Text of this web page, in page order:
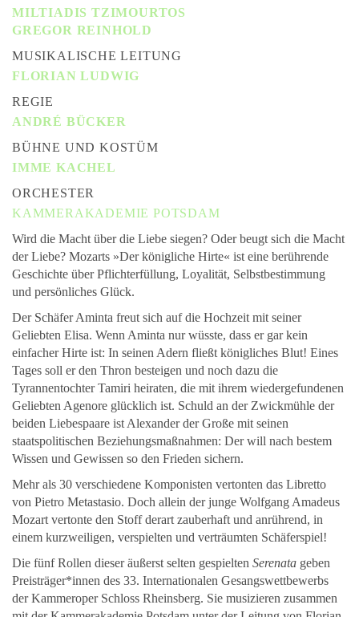
MILTIADIS TZIMOURTOS
GREGOR REINHOLD
MUSIKALISCHE LEITUNG
FLORIAN LUDWIG
REGIE
ANDRÉ BÜCKER
BÜHNE UND KOSTÜM
IMME KACHEL
ORCHESTER
KAMMERAKADEMIE POTSDAM
Wird die Macht über die Liebe siegen? Oder beugt sich die Macht
der Liebe? Mozarts »Der königliche Hirte« ist eine berührende
Geschichte über Pflichterfüllung, Loyalität, Selbstbestimmung
und persönliches Glück.
Der Schäfer Aminta freut sich auf die Hochzeit mit seiner
Geliebten Elisa. Wenn Aminta nur wüsste, dass er gar kein
einfacher Hirte ist: In seinen Adern fließt königliches Blut! Eines
Tages soll er den Thron besteigen und noch dazu die
Tyrannentochter Tamiri heiraten, die mit ihrem wiedergefundenen
Geliebten Agenore glücklich ist. Schuld an der Zwickmühle der
beiden Liebespaare ist Alexander der Große mit seinen
staatspolitischen Beziehungsmaßnahmen: Der will nach bestem
Wissen und Gewissen so den Frieden sichern.
Mehr als 30 verschiedene Komponisten vertonten das Libretto
von Pietro Metastasio. Doch allein der junge Wolfgang Amadeus
Mozart vertonte den Stoff derart zauberhaft und anrührend, in
einem kurzweiligen, verspielten und verträumten Schäferspiel!
Die fünf Rollen dieser äußerst selten gespielten Serenata geben
Preisträger*innen des 33. Internationalen Gesangswettbewerbs
der Kammeroper Schloss Rheinsberg. Sie musizieren zusammen